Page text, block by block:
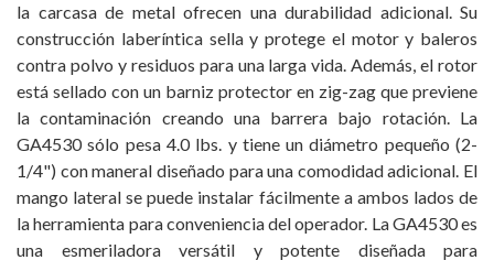
la carcasa de metal ofrecen una durabilidad adicional. Su
construcción laberíntica sella y protege el motor y baleros
contra polvo y residuos para una larga vida. Además, el rotor
está sellado con un barniz protector en zig-zag que previene
la contaminación creando una barrera bajo rotación. La
GA4530 sólo pesa 4.0 lbs. y tiene un diámetro pequeño (2-
1/4") con maneral diseñado para una comodidad adicional. El
mango lateral se puede instalar fácilmente a ambos lados de
la herramienta para conveniencia del operador. La GA4530 es
una esmeriladora versátil y potente diseñada para